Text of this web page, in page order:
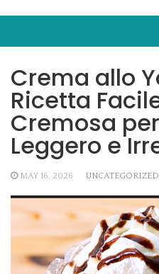
Crema allo
Ricetta
Cremosa
Leggero e
MAY 16, 2026 UNCATEGORIZED